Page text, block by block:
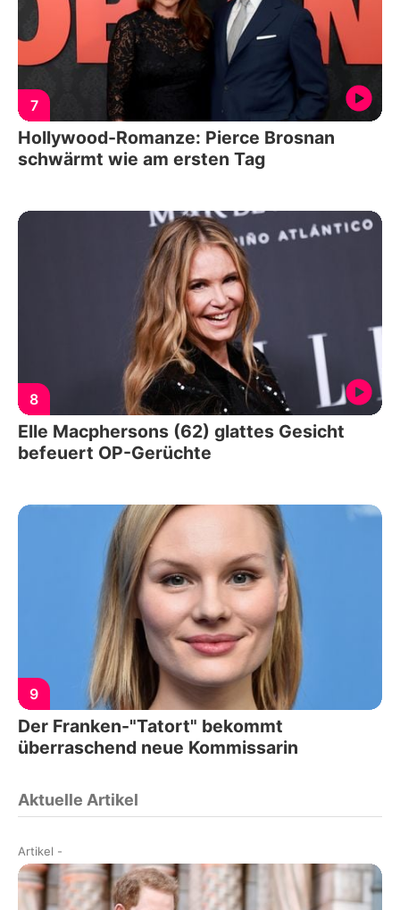
7
Hollywood-Romanze: Pierce Brosnan
schwärmt wie am ersten Tag
8
Elle Macphersons (62) glattes Gesicht
befeuert OP-Gerüchte
9
Der Franken-"Tatort" bekommt
überraschend neue Kommissarin
Aktuelle Artikel
Artikel -